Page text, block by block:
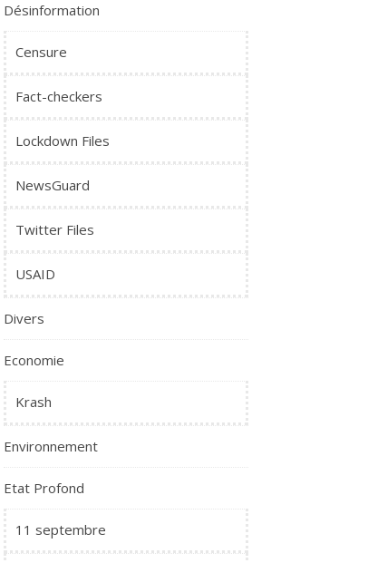
Désinformation
Censure
Fact-checkers
Lockdown Files
NewsGuard
Twitter Files
USAID
Divers
Economie
Krash
Environnement
Etat Profond
11 septembre